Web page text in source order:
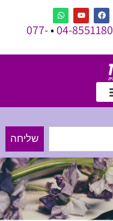
04-8551180
•
077-
שליחה